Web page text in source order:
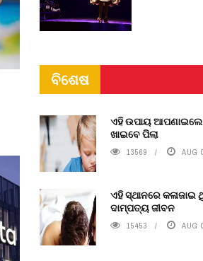
ବିଶେଷ
ଏହି ଉପାୟ
ଖାଇବେ ପିଲା
13569 AUG
ଏହି ସ୍ଥାନରେ କଳାଜାଇ
ଦାମ୍ପତ୍ୟ ଜୀବନ
15453 AUG